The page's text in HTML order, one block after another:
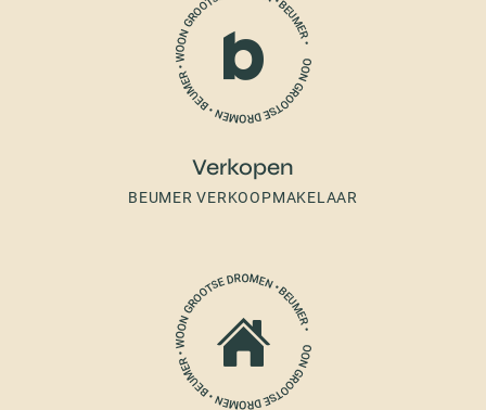
Verkopen
BEUMER VERKOOPMAKELAAR